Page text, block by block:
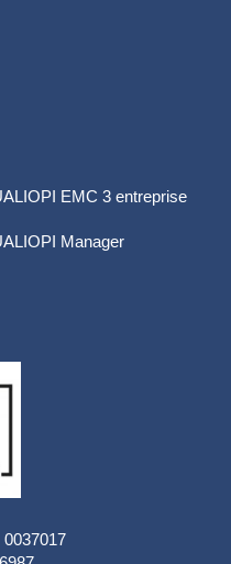
EMC 3 entreprise
Manager